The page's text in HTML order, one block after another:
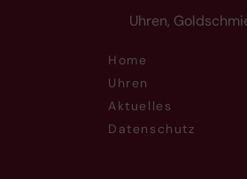
Uhren,
Home
Uhren
Aktuelles
Datenschutz